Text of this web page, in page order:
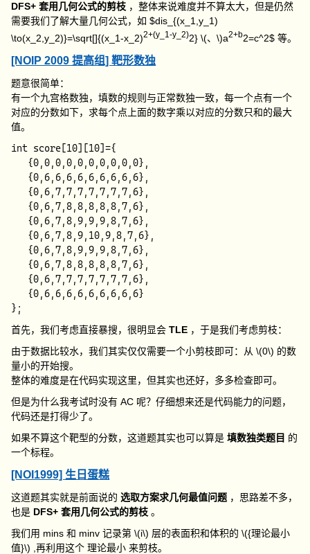
DFS+ 套用几何公式的剪枝 ，整体来说难度并不算太大，但是仍然
需要我们了解大量几何公式，如 $dis_{(x_1,y_1)
\to(x_2,y_2)}=\sqrt[]{(x_1-x_2)2+(y_1-y_2)2}\(、\)a2+b2=c^2$ 等。
[NOIP 2009 提高组] 靶形数独
题意很简单：
有一个九宫格数独，填数的规则与正常数独一致，每一个点有一个
对应的分数如下，求每个点上面的数字乘以对应的分数只和的最大
值。
int score[10][10]={
   {0,0,0,0,0,0,0,0,0,0},
   {0,6,6,6,6,6,6,6,6,6},
   {0,6,7,7,7,7,7,7,7,6},
   {0,6,7,8,8,8,8,8,7,6},
   {0,6,7,8,9,9,9,8,7,6},
   {0,6,7,8,9,10,9,8,7,6},
   {0,6,7,8,9,9,9,8,7,6},
   {0,6,7,8,8,8,8,8,7,6},
   {0,6,7,7,7,7,7,7,7,6},
   {0,6,6,6,6,6,6,6,6,6}
首先，我们考虑直接暴搜，很明显会TLE ，于是我们考虑剪枝：
由于数据比较水，我们其实仅仅需要一个小剪枝即可：从\(0\) 的数
量小的开始搜。
整体的难度是在代码实现这里，但其实也还好，多多检查即可。
但是为什么我考试时没有 AC 呢？仔细想来还是代码能力的问题，
代码还是打得少了。
如果不算这个靶型的分数，这道题其实也可以算是填数独类题目 的
一个标程。
[NOI1999] 生日蛋糕
这道题其实就是前面说的选取方案求几何最值问题 ，思路差不多，
也是 DFS+ 套用几何公式的剪枝 。
我们用 mins 和 minv 记录第\(i\) 层的表面积和体积的\({理论最小
值}\) ,再利用这个 理论最小 来剪枝。